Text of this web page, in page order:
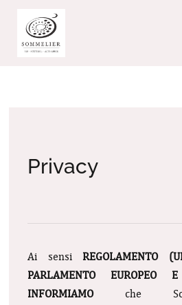
Privacy
Ai sensi REGOLAMENTO
PARLAMENTO EUROPEO
INFORMIAMOche